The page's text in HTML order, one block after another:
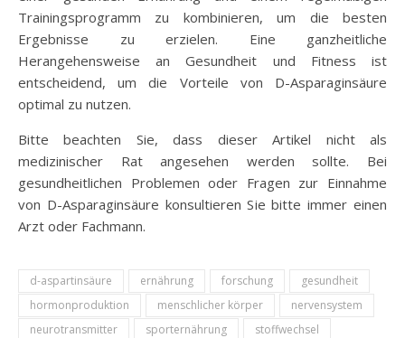
Trainingsprogramm zu kombinieren, um die besten
Ergebnisse zu erzielen. Eine ganzheitliche
Herangehensweise an Gesundheit und Fitness ist
entscheidend, um die Vorteile von D-Asparaginsäure
optimal zu nutzen.
Bitte beachten Sie, dass dieser Artikel nicht als
medizinischer Rat angesehen werden sollte. Bei
gesundheitlichen Problemen oder Fragen zur Einnahme
von D-Asparaginsäure konsultieren Sie bitte immer einen
Arzt oder Fachmann.
d-aspartinsäure ernährung forschung
gesundheit
hormonproduktion
menschlicher körper
nervensystem
neurotransmitter
sporternährung stoffwechsel